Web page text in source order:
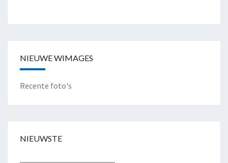
NIEUWE WIMAGES
Recente foto's
NIEUWSTE